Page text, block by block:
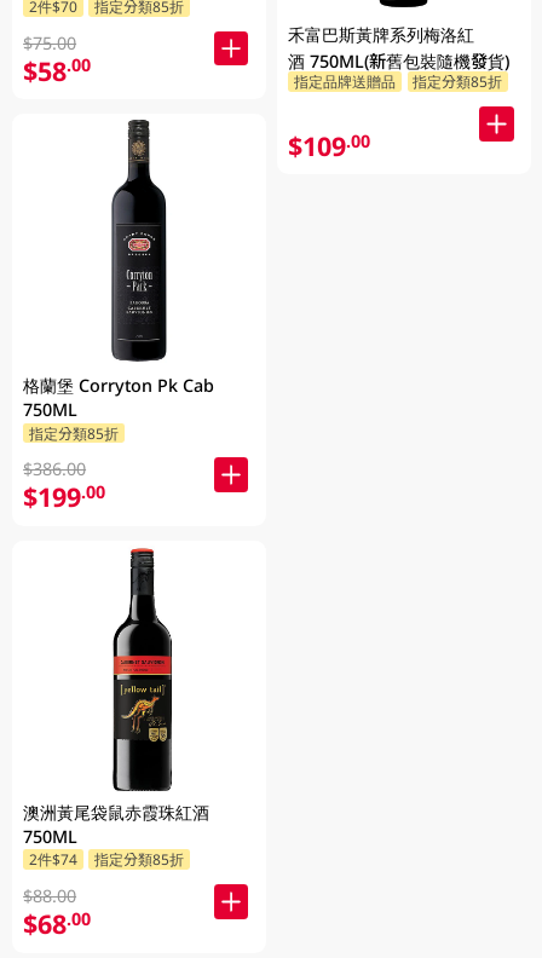
2件$70 指定分類85折
$75.00
$58.00
格蘭堡 Corryton Pk Cab
750ML
指定分類85折
$386.00
$199.00
澳洲黃尾袋鼠赤霞珠紅酒
750ML
2件$74 指定分類85折
$88.00
$68.00
禾富巴斯黃牌系列梅洛紅
酒 750ML(新舊包裝隨機發貨)
指定品牌送贈品 指定分類85折
$109.00